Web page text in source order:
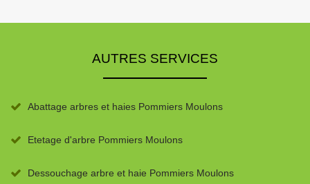
AUTRES SERVICES
Abattage arbres et haies Pommiers Moulons
Etetage d'arbre Pommiers Moulons
Dessouchage arbre et haie Pommiers Moulons